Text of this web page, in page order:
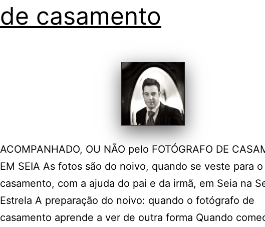
de casamento
ACOMPANHADO, OU NÃO pelo FOTÓGRAFO DE
EM SEIA As fotos são do noivo, quando se veste para o
casamento, com a ajuda do pai e da irmã, em Seia na
Estrela A preparação do noivo: quando o fotógrafo de
casamento aprende a ver de outra forma Quando